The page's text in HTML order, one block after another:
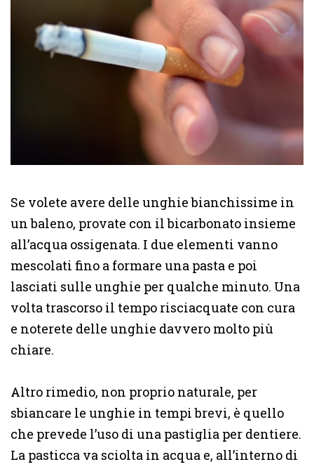
Se volete avere delle unghie bianchissime in
un baleno, provate con il bicarbonato insieme
all’acqua ossigenata. I due elementi vanno
mescolati fino a formare una pasta e poi
lasciati sulle unghie per qualche minuto. Una
volta trascorso il tempo risciacquate con cura
e noterete delle unghie davvero molto più
chiare.
Altro rimedio, non proprio naturale, per
sbiancare le unghie in tempi brevi, è quello
che prevede l’uso di una pastiglia per dentiere.
La pasticca va sciolta in acqua e, all’interno di